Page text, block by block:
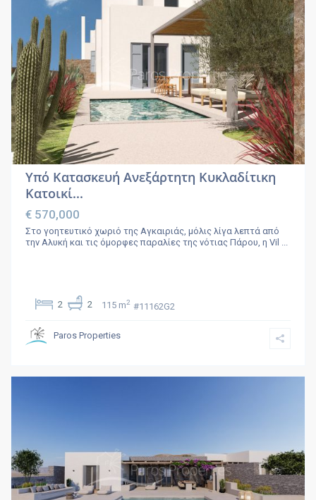
Υπό Κατασκευή Ανεξάρτητη Κυκλαδίτικη
Κατοικί...
€ 570,000
Στο γοητευτικό χωριό της Αγκαιριάς, μόλις λίγα λεπτά από
την Αλυκή και τις όμορφες παραλίες της νότιας Πάρου, η Vil ...
2 2 115 m2 #11162G2
Paros Properties